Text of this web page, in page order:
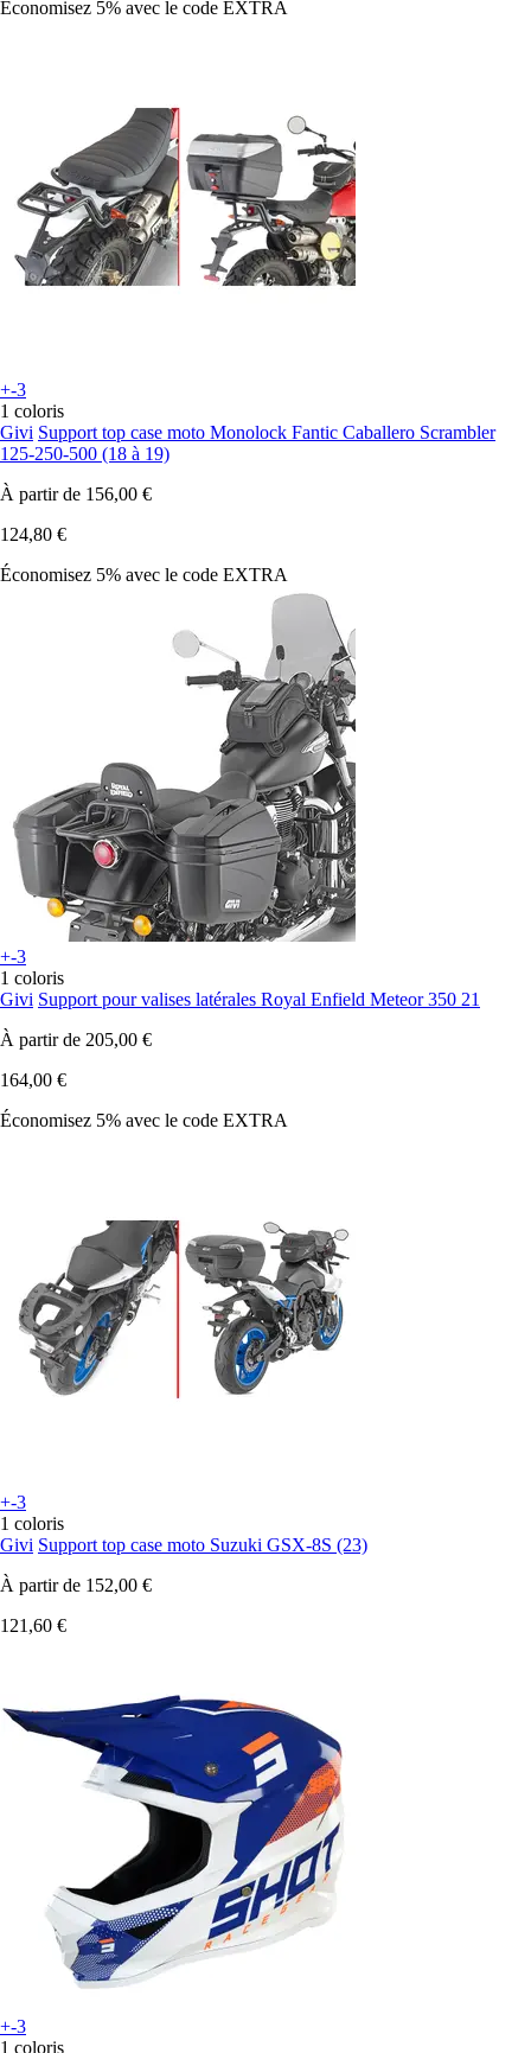
Économisez 5% avec le code EXTRA
+-3
1 coloris
Givi Support top case moto Monolock Fantic Caballero Scrambler
125-250-500 (18 à 19)
À partir de 156,00 €
124,80 €
Économisez 5% avec le code EXTRA
+-3
1 coloris
Givi Support pour valises latérales Royal Enfield Meteor 350 21
À partir de 205,00 €
164,00 €
Économisez 5% avec le code EXTRA
+-3
1 coloris
Givi Support top case moto Suzuki GSX-8S (23)
À partir de 152,00 €
121,60 €
+-3
1 coloris